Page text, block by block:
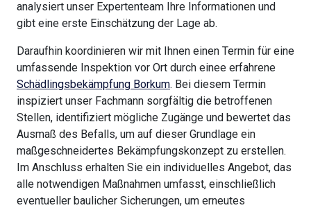
analysiert unser Expertenteam Ihre Informationen und
gibt eine erste Einschätzung der Lage ab.
Daraufhin koordinieren wir mit Ihnen einen Termin für eine
umfassende Inspektion vor Ort durch einee erfahrene
Schädlingsbekämpfung Borkum. Bei diesem Termin
inspiziert unser Fachmann sorgfältig die betroffenen
Stellen, identifiziert mögliche Zugänge und bewertet das
Ausmaß des Befalls, um auf dieser Grundlage ein
maßgeschneidertes Bekämpfungskonzept zu erstellen.
Im Anschluss erhalten Sie ein individuelles Angebot, das
alle notwendigen Maßnahmen umfasst, einschließlich
eventueller baulicher Sicherungen, um erneutes